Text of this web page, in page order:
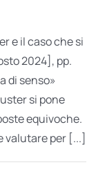
e il caso che si
2024], pp.
di senso»
si pone
equivoche.
valutare per [...]